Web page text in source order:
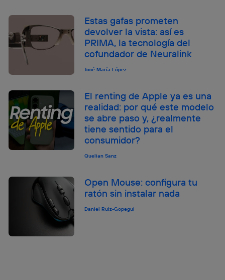
Estas gafas prometen
devolver la vista: así es
PRIMA, la tecnología del
cofundador de Neuralink
José María López
El renting de Apple ya es una
realidad: por qué este modelo
se abre paso y, ¿realmente
tiene sentido para el
consumidor?
Quelian Sanz
Open Mouse: configura tu
ratón sin instalar nada
Daniel Ruiz-Gopegui